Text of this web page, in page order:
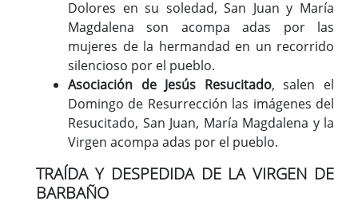
Dolores en su soledad, San Juan y María
Magdalena son acompa adas por las
mujeres de la hermandad en un recorrido
silencioso por el pueblo.
Asociación de Jesús Resucitado, salen el
Domingo de Resurrección las imágenes del
Resucitado, San Juan, María Magdalena y la
Virgen acompa adas por el pueblo.
TRAÍDA Y DESPEDIDA DE LA VIRGEN DE
BARBAÑO